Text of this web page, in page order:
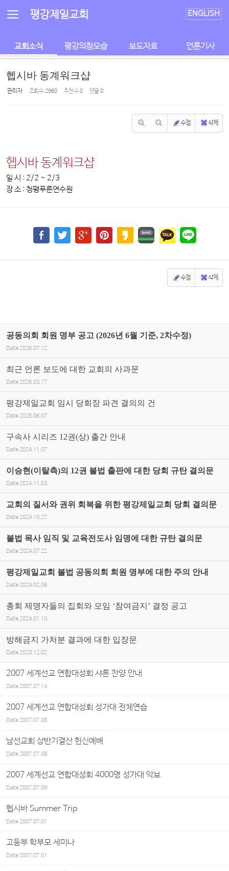
평강제일교회 ENGLISH
교회소식 평강의참모습 보도자료 언론기사
헵시바 동계워크샵
관리자 조회 수2960 추천 수0 댓글0
수정 삭제
헵시바 동계워크샵
일 시 : 2/2 ~ 2/3
장 소 : 청평푸른연수원
수정 삭제
공동의회 회원 명부 공고 (2026년 6월 기준, 2차수정)
Date 2026.07.12
최근 언론 보도에 대한 교회의 사과문
Date 2026.03.17
평강제일교회 임시 당회장 파견 결의의 건
Date 2025.06.07
구속사 시리즈 12권(상) 출간 안내
Date 2024.11.07
이승현(이탈측)의 12권 불법 출판에 대한 당회 규탄 결의문
Date 2024.11.03
교회의 질서와 권위 회복을 위한 평강제일교회 당회 결의문
Date 2024.10.27
불법 목사 임직 및 교육전도사 임명에 대한 규탄 결의문
Date 2024.07.22
평강제일교회 불법 공동의회 회원 명부에 대한 주의 안내
Date 2024.02.06
총회 제명자들의 집회와 모임 ‘참여금지’ 결정 공고
Date 2024.01.10
방해금지 가처분 결과에 대한 입장문
Date 2023.12.02
2007 세계선교 연합대성회 샤론 찬양 안내
Date2007.07.14
2007 세계선교 연합대성회 성가대 전체연습
Date2007.07.08
남선교회 상반기결산 헌신예배
Date2007.07.08
2007 세계선교 연합대성회 4000명 성가대 악보
Date2007.07.09
헵시바 Summer Trip
Date2007.07.01
고등부 학부모 세미나
Date2007.07.01